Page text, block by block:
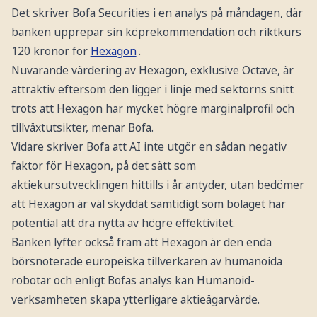
Det skriver Bofa Securities i en analys på måndagen, där
banken upprepar sin köprekommendation och riktkurs
120 kronor för Hexagon.
Nuvarande värdering av Hexagon, exklusive Octave, är
attraktiv eftersom den ligger i linje med sektorns snitt
trots att Hexagon har mycket högre marginalprofil och
tillväxtutsikter, menar Bofa.
Vidare skriver Bofa att AI inte utgör en sådan negativ
faktor för Hexagon, på det sätt som
aktiekursutvecklingen hittills i år antyder, utan bedömer
att Hexagon är väl skyddat samtidigt som bolaget har
potential att dra nytta av högre effektivitet.
Banken lyfter också fram att Hexagon är den enda
börsnoterade europeiska tillverkaren av humanoida
robotar och enligt Bofas analys kan Humanoid-
verksamheten skapa ytterligare aktieägarvärde.